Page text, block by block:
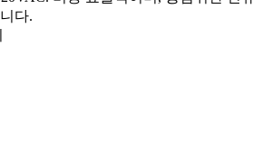
다.